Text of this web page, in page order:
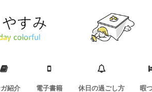
紹介 電子書籍 休日の過ごし方 暇